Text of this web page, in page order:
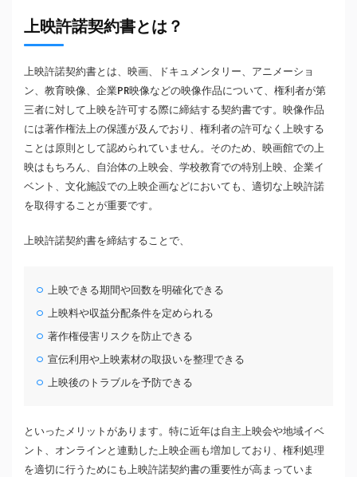
上映許諾契約書とは？
上映許諾契約書とは、映画、ドキュメンタリー、アニメーショ
ン、教育映像、企業PR映像などの映像作品について、権利者が第
三者に対して上映を許可する際に締結する契約書です。映像作品
には著作権法上の保護が及んでおり、権利者の許可なく上映する
ことは原則として認められていません。そのため、映画館での上
映はもちろん、自治体の上映会、学校教育での特別上映、企業イ
ベント、文化施設での上映企画などにおいても、適切な上映許諾
を取得することが重要です。
上映許諾契約書を締結することで、
上映できる期間や回数を明確化できる
上映料や収益分配条件を定められる
著作権侵害リスクを防止できる
宣伝利用や上映素材の取扱いを整理できる
上映後のトラブルを予防できる
といったメリットがあります。特に近年は自主上映会や地域イベ
ント、オンラインと連動した上映企画も増加しており、権利処理
を適切に行うためにも上映許諾契約書の重要性が高まっていま